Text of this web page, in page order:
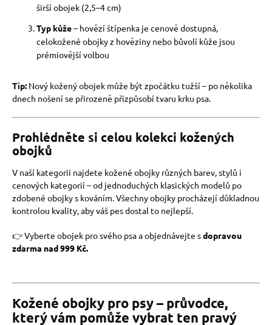
širší obojek (2,5–4 cm)
Typ kůže– hovězí štípenka je cenově dostupná,
celokožené obojky z hověziny nebo bůvolí kůže jsou
prémiovější volbou
Tip: Nový kožený obojek může být zpočátku tužší – po několika
dnech nošení se přirozeně přizpůsobí tvaru krku psa.
Prohlédněte si celou kolekci kožených
obojků
V naší kategorii najdete kožené obojky různých barev, stylů i
cenových kategorií – od jednoduchých klasických modelů po
zdobené obojky s kováním. Všechny obojky procházejí důkladnou
kontrolou kvality, aby váš pes dostal to nejlepší.
👉 Vyberte obojek pro svého psa a objednávejte sdopravou
zdarma nad 999 Kč.
Kožené obojky pro psy – průvodce,
který vám pomůže vybrat ten pravý